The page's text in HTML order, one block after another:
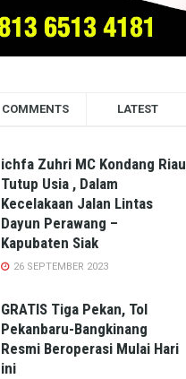
COMMENTS LATEST
ichfa Zuhri MC Kondang Riau
Tutup Usia , Dalam
Kecelakaan Jalan Lintas
Dayun Perawang –
Kapubaten Siak
26 SEPTEMBER 2023
GRATIS Tiga Pekan, Tol
Pekanbaru-Bangkinang
Resmi Beroperasi Mulai Hari
ini